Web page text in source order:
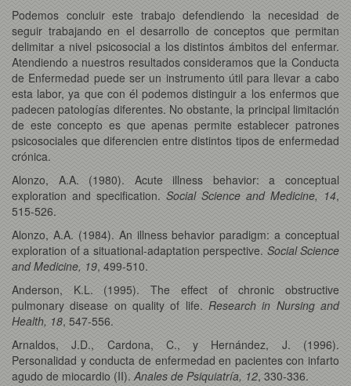
Podemos concluir este trabajo defendiendo la necesidad de
seguir trabajando en el desarrollo de conceptos que permitan
delimitar a nivel psicosocial a los distintos ámbitos del enfermar.
Atendiendo a nuestros resultados consideramos que la Conducta
de Enfermedad puede ser un instrumento útil para llevar a cabo
esta labor, ya que con él podemos distinguir a los enfermos que
padecen patologías diferentes. No obstante, la principal limitación
de este concepto es que apenas permite establecer patrones
psicosociales que diferencien entre distintos tipos de enfermedad
crónica.
Alonzo, A.A. (1980). Acute illness behavior: a conceptual
exploration and specification. Social Science and Medicine, 14,
515-526.
Alonzo, A.A. (1984). An illness behavior paradigm: a conceptual
exploration of a situational-adaptation perspective. Social Science
and Medicine, 19, 499-510.
Anderson, K.L. (1995). The effect of chronic obstructive
pulmonary disease on quality of life. Research in Nursing and
Health, 18, 547-556.
Arnaldos, J.D., Cardona, C., y Hernández, J. (1996).
Personalidad y conducta de enfermedad en pacientes con infarto
agudo de miocardio (II). Anales de Psiquiatría, 12, 330-336.